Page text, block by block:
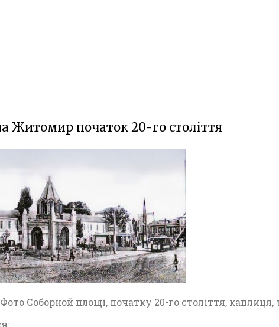
Житомир початок 20-го століття
Соборной площі, початку 20-го століття,